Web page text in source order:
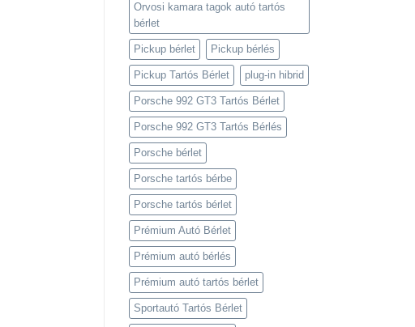
Orvosi kamara tagok autó tartós
bérlet
Pickup bérlet Pickup bérlés
Pickup Tartós Bérlet plug-in hibrid
Porsche 992 GT3 Tartós Bérlet
Porsche 992 GT3 Tartós Bérlés
Porsche bérlet
Porsche tartós bérbe
Porsche tartós bérlet
Prémium Autó Bérlet
Prémium autó bérlés
Prémium autó tartós bérlet
Sportautó Tartós Bérlet